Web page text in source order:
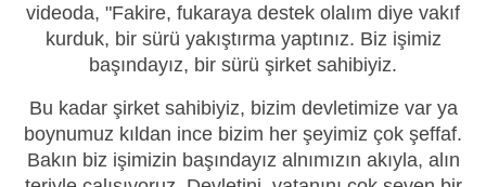
videoda, "Fakire, fukaraya destek olalım diye vakıf
kurduk, bir sürü yakıştırma yaptınız. Biz işimiz
başındayız, bir sürü şirket sahibiyiz.
Bu kadar şirket sahibiyiz, bizim devletimize var ya
boynumuz kıldan ince bizim her şeyimiz çok şeffaf.
Bakın biz işimizin başındayız alnımızın akıyla, alın